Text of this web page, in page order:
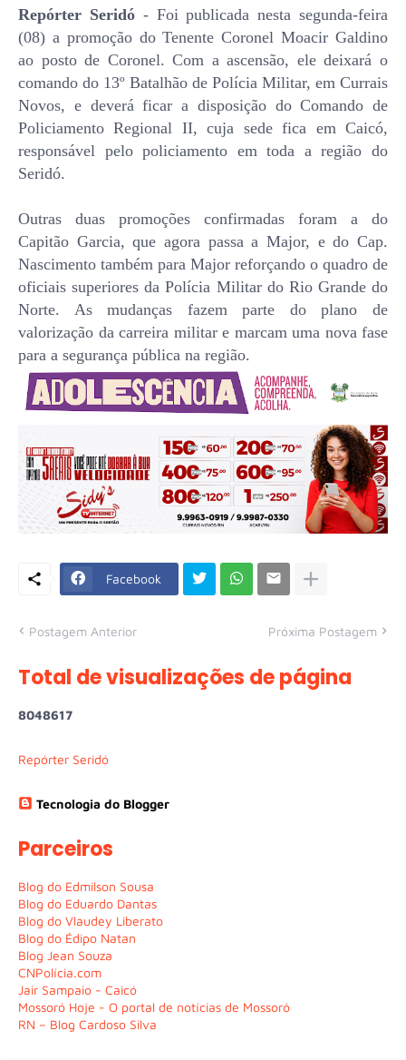
Repórter Seridó- Foi publicada nesta segunda-feira
(08) a promoção do Tenente Coronel Moacir Galdino
ao posto de Coronel. Com a ascensão, ele deixará o
comando do 13º Batalhão de Polícia Militar, em Currais
Novos, e deverá ficar a disposição do Comando de
Policiamento Regional II, cuja sede fica em Caicó,
responsável pelo policiamento em toda a região do
Seridó.
Outras duas promoções confirmadas foram a do
Capitão Garcia, que agora passa a Major, e do Cap.
Nascimento também para Major reforçando o quadro de
oficiais superiores da Polícia Militar do Rio Grande do
Norte. As mudanças fazem parte do plano de
valorização da carreira militar e marcam uma nova fase
para a segurança pública na região.
Facebook
Postagem Anterior Próxima Postagem
Total de visualizações de página
8048617
Repórter Seridó
Tecnologia do Blogger
Parceiros
Blog do Edmilson Sousa
Blog do Eduardo Dantas
Blog do Vlaudey Liberato
Blog do Édipo Natan
Blog Jean Souza
CNPolícia.com
Jair Sampaio - Caicó
Mossoró Hoje - O portal de notícias de Mossoró
RN – Blog Cardoso Silva